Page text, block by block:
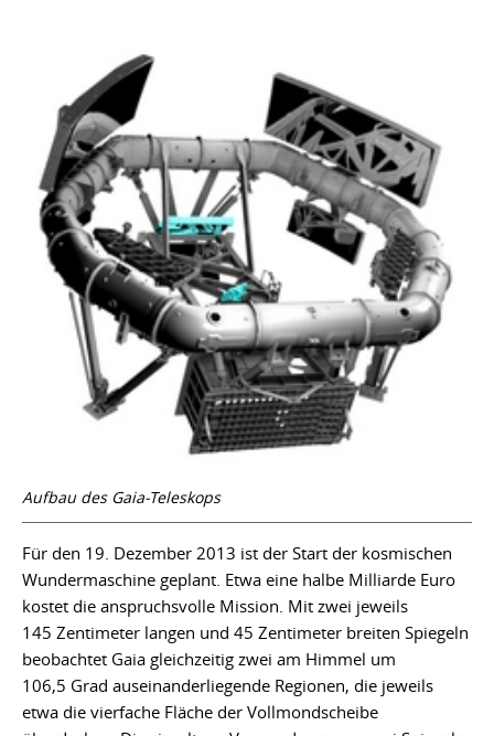
Aufbau des Gaia-Teleskops
Für den 19. Dezember 2013 ist der Start der kosmischen
Wundermaschine geplant. Etwa eine halbe Milliarde Euro
kostet die anspruchsvolle Mission. Mit zwei jeweils
145 Zentimeter langen und 45 Zentimeter breiten Spiegeln
beobachtet Gaia gleichzeitig zwei am Himmel um
106,5 Grad auseinanderliegende Regionen, die jeweils
etwa die vierfache Fläche der Vollmondscheibe